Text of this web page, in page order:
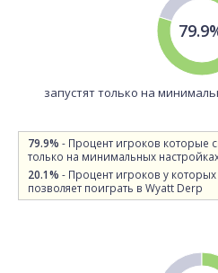
запустят только на
79.9% - Процент игроков которые
только на минимальных
20.1% - Процент игроков у
позволяет поиграть в Wyatt Derp